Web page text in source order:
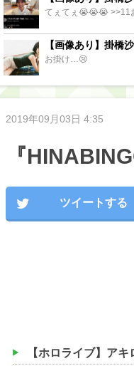
てぇてぇ😭😭😭 >>11
【画像あり】掛
お掛け…😢
2019年09月03日 4:35
『
ツイートする